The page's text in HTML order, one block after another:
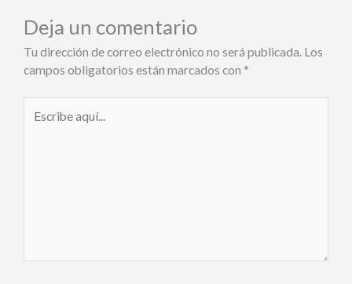
Deja un comentario
Tu dirección de correo electrónico no será publicada. Los
campos obligatorios están marcados con *
aquí...